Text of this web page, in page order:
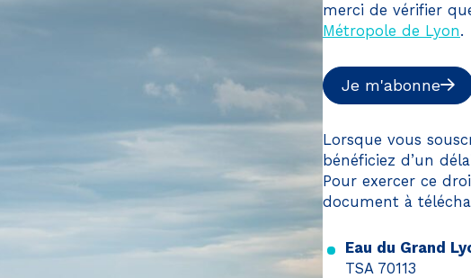
merci de vérifier
Métropole de Lyon.
Je m'abonne
Lorsque vous
bénéficiez d’un
Pour exercer ce
document à
Eau du Grand
TSA 70113